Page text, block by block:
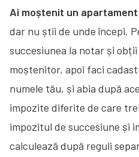
Ai moștenit un
dar nu știi de unde începi.
succesiunea la notar și
moștenitor, apoi faci
numele tău, și abia după
impozite diferite de care
impozitul de succesiune și
calculează după reguli